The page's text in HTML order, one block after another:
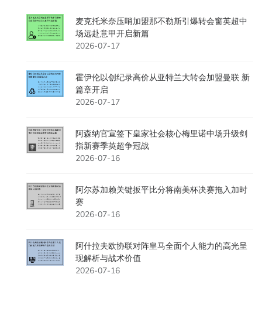
麦克托米奈压哨加盟那不勒斯引爆转会窗英超中
场远赴意甲开启新篇
2026-07-17
霍伊伦以创纪录高价从亚特兰大转会加盟曼联 新
篇章开启
2026-07-17
阿森纳官宣签下皇家社会核心梅里诺中场升级剑
指新赛季英超争冠战
2026-07-16
阿尔苏加赖关键扳平比分将南美杯决赛拖入加时
赛
2026-07-16
阿什拉夫欧协联对阵皇马全面个人能力的高光呈
现解析与战术价值
2026-07-16